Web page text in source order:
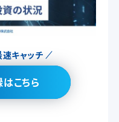
キャッチ
こちら